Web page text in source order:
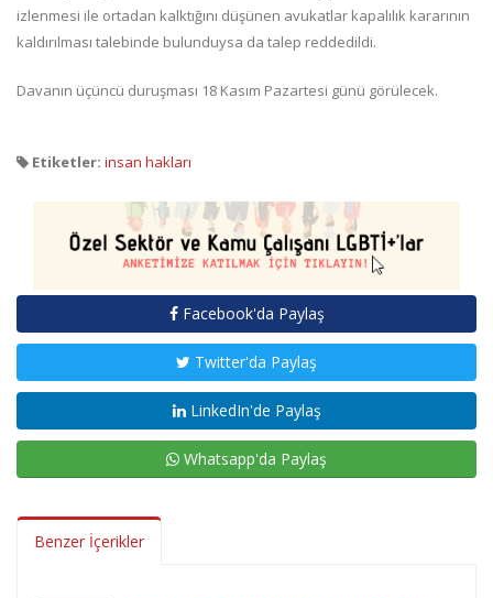
izlenmesi ile ortadan kalktığını düşünen avukatlar kapalılık kararının
kaldırılması talebinde bulunduysa da talep reddedildi.
Davanın üçüncü duruşması 18 Kasım Pazartesi günü görülecek.
Etiketler: insan hakları
Facebook'da Paylaş
Twitter'da Paylaş
LinkedIn'de Paylaş
Whatsapp'da Paylaş
Benzer İçerikler